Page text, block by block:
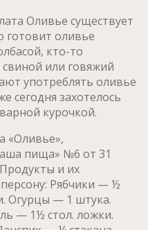
Оливье существует
готовит оливье
кто-то
или говяжий
употреблять оливье
сегодня захотелось
курочкой.
«Оливье»,
пища» №6 от 31
и их
Рябчики — ½
Огурцы — 1 штука.
— 1½ стол. ложки.